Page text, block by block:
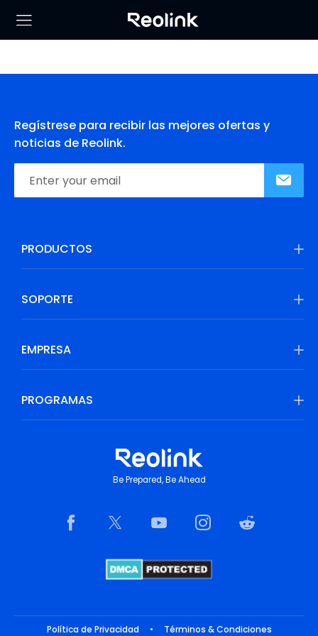
Regístrese para recibir las mejores ofertas y
noticias de Reolink.
PRODUCTOS
SOPORTE
EMPRESA
PROGRAMAS
Be Prepared, Be Ahead
Política de Privacidad • Términos & Condiciones